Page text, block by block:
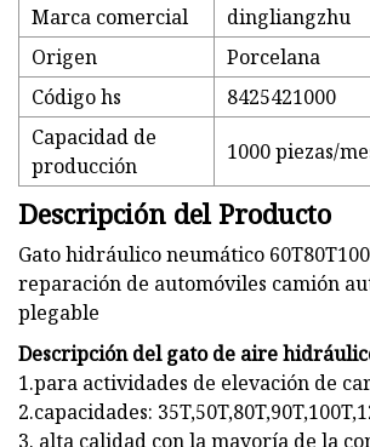
Marca comercial
dingliangzhu
Origen
Porcelana
Código hs
8425421000
Capacidad de
producción
1000 piezas/
Descripción del Producto
Gato hidráulico neumático
reparación de automóviles camión
plegable
Descripción del gato de aire
1.para actividades de elevación de
2.capacidades:
3. alta calidad con la mayoría de la